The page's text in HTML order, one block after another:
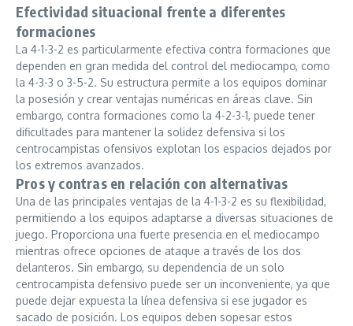
Efectividad situacional frente a diferentes
formaciones
La 4-1-3-2 es particularmente efectiva contra formaciones que
dependen en gran medida del control del mediocampo, como
la 4-3-3 o 3-5-2. Su estructura permite a los equipos dominar
la posesión y crear ventajas numéricas en áreas clave. Sin
embargo, contra formaciones como la 4-2-3-1, puede tener
dificultades para mantener la solidez defensiva si los
centrocampistas ofensivos explotan los espacios dejados por
los extremos avanzados.
Pros y contras en relación con alternativas
Una de las principales ventajas de la 4-1-3-2 es su flexibilidad,
permitiendo a los equipos adaptarse a diversas situaciones de
juego. Proporciona una fuerte presencia en el mediocampo
mientras ofrece opciones de ataque a través de los dos
delanteros. Sin embargo, su dependencia de un solo
centrocampista defensivo puede ser un inconveniente, ya que
puede dejar expuesta la línea defensiva si ese jugador es
sacado de posición. Los equipos deben sopesar estos